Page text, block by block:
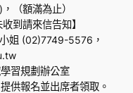
（額滿為止）
到請來信告知】
姐 (02)7749-5576，
習規劃辦公室
供報名並出席者領取。